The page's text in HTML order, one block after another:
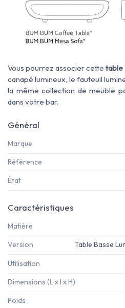
Vous pourrez associer cettetable
canapé lumineux, le fauteuil
la même collection de meuble
dans votre bar.
Général
Marque
Référence
État
Caractéristiques
Matière
Version Table Basse
Utilisation
Dimensions (L x l x H)
Poids